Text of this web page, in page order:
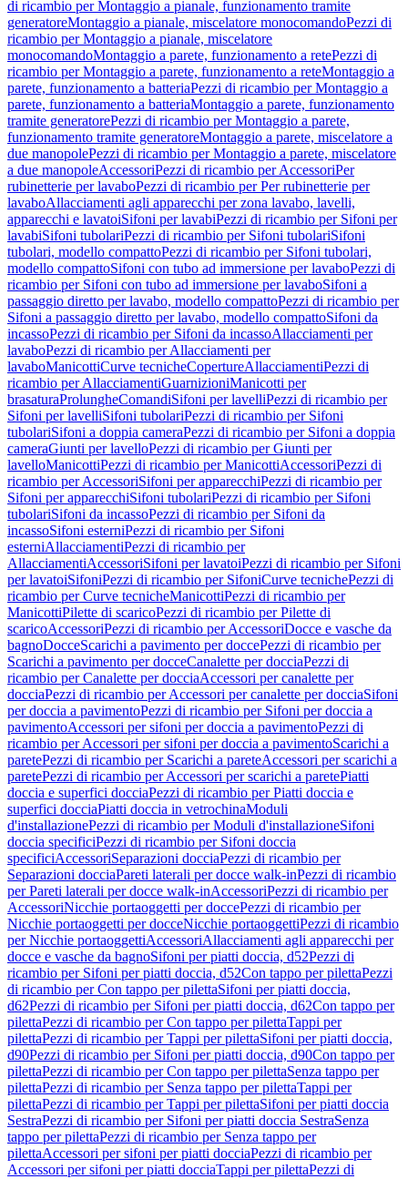
di ricambio per Montaggio a pianale, funzionamento tramite
generatoreMontaggio a pianale, miscelatore monocomandoPezzi di
ricambio per Montaggio a pianale, miscelatore
monocomandoMontaggio a parete, funzionamento a retePezzi di
ricambio per Montaggio a parete, funzionamento a reteMontaggio a
parete, funzionamento a batteriaPezzi di ricambio per Montaggio a
parete, funzionamento a batteriaMontaggio a parete, funzionamento
tramite generatorePezzi di ricambio per Montaggio a parete,
funzionamento tramite generatoreMontaggio a parete, miscelatore a
due manopolePezzi di ricambio per Montaggio a parete, miscelatore
a due manopoleAccessoriPezzi di ricambio per AccessoriPer
rubinetterie per lavaboPezzi di ricambio per Per rubinetterie per
lavaboAllacciamenti agli apparecchi per zona lavabo, lavelli,
apparecchi e lavatoiSifoni per lavabiPezzi di ricambio per Sifoni per
lavabiSifoni tubolariPezzi di ricambio per Sifoni tubolariSifoni
tubolari, modello compattoPezzi di ricambio per Sifoni tubolari,
modello compattoSifoni con tubo ad immersione per lavaboPezzi di
ricambio per Sifoni con tubo ad immersione per lavaboSifoni a
passaggio diretto per lavabo, modello compattoPezzi di ricambio per
Sifoni a passaggio diretto per lavabo, modello compattoSifoni da
incassoPezzi di ricambio per Sifoni da incassoAllacciamenti per
lavaboPezzi di ricambio per Allacciamenti per
lavaboManicottiCurve tecnicheCopertureAllacciamentiPezzi di
ricambio per AllacciamentiGuarnizioniManicotti per
brasaturaProlungheComandiSifoni per lavelliPezzi di ricambio per
Sifoni per lavelliSifoni tubolariPezzi di ricambio per Sifoni
tubolariSifoni a doppia cameraPezzi di ricambio per Sifoni a doppia
cameraGiunti per lavelloPezzi di ricambio per Giunti per
lavelloManicottiPezzi di ricambio per ManicottiAccessoriPezzi di
ricambio per AccessoriSifoni per apparecchiPezzi di ricambio per
Sifoni per apparecchiSifoni tubolariPezzi di ricambio per Sifoni
tubolariSifoni da incassoPezzi di ricambio per Sifoni da
incassoSifoni esterniPezzi di ricambio per Sifoni
esterniAllacciamentiPezzi di ricambio per
AllacciamentiAccessoriSifoni per lavatoiPezzi di ricambio per Sifoni
per lavatoiSifoniPezzi di ricambio per SifoniCurve tecnichePezzi di
ricambio per Curve tecnicheManicottiPezzi di ricambio per
ManicottiPilette di scaricoPezzi di ricambio per Pilette di
scaricoAccessoriPezzi di ricambio per AccessoriDocce e vasche da
bagnoDocceScarichi a pavimento per doccePezzi di ricambio per
Scarichi a pavimento per docceCanalette per docciaPezzi di
ricambio per Canalette per docciaAccessori per canalette per
docciaPezzi di ricambio per Accessori per canalette per docciaSifoni
per doccia a pavimentoPezzi di ricambio per Sifoni per doccia a
pavimentoAccessori per sifoni per doccia a pavimentoPezzi di
ricambio per Accessori per sifoni per doccia a pavimentoScarichi a
paretePezzi di ricambio per Scarichi a pareteAccessori per scarichi a
paretePezzi di ricambio per Accessori per scarichi a paretePiatti
doccia e superfici docciaPezzi di ricambio per Piatti doccia e
superfici docciaPiatti doccia in vetrochinaModuli
d'installazionePezzi di ricambio per Moduli d'installazioneSifoni
doccia specificiPezzi di ricambio per Sifoni doccia
specificiAccessoriSeparazioni docciaPezzi di ricambio per
Separazioni docciaPareti laterali per docce walk-inPezzi di ricambio
per Pareti laterali per docce walk-inAccessoriPezzi di ricambio per
AccessoriNicchie portaoggetti per doccePezzi di ricambio per
Nicchie portaoggetti per docceNicchie portaoggettiPezzi di ricambio
per Nicchie portaoggettiAccessoriAllacciamenti agli apparecchi per
docce e vasche da bagnoSifoni per piatti doccia, d52Pezzi di
ricambio per Sifoni per piatti doccia, d52Con tappo per pilettaPezzi
di ricambio per Con tappo per pilettaSifoni per piatti doccia,
d62Pezzi di ricambio per Sifoni per piatti doccia, d62Con tappo per
pilettaPezzi di ricambio per Con tappo per pilettaTappi per
pilettaPezzi di ricambio per Tappi per pilettaSifoni per piatti doccia,
d90Pezzi di ricambio per Sifoni per piatti doccia, d90Con tappo per
pilettaPezzi di ricambio per Con tappo per pilettaSenza tappo per
pilettaPezzi di ricambio per Senza tappo per pilettaTappi per
pilettaPezzi di ricambio per Tappi per pilettaSifoni per piatti doccia
SestraPezzi di ricambio per Sifoni per piatti doccia SestraSenza
tappo per pilettaPezzi di ricambio per Senza tappo per
pilettaAccessori per sifoni per piatti docciaPezzi di ricambio per
Accessori per sifoni per piatti docciaTappi per pilettaPezzi di